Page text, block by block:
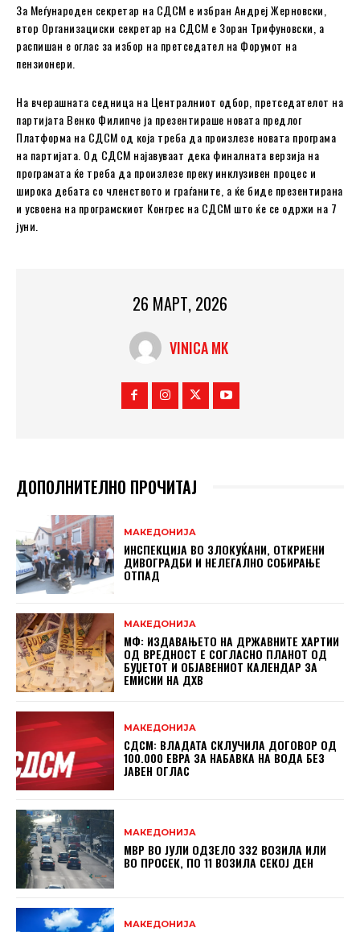
За Меѓународен секретар на СДСМ е избран Андреј Жерновски,
втор Организациски секретар на СДСМ е Зоран Трифуновски, а
распишан е оглас за избор на претседател на Форумот на
пензионери.
На вчерашната седница на Централниот одбор, претседателот на
партијата Венко Филипче ја презентираше новата предлог
Платформа на СДСМ од која треба да произлезе новата програма
на партијата. Од СДСМ најавуваат дека финалната верзија на
програмата ќе треба да произлезе преку инклузивен процес и
широка дебата со членството и граѓаните, а ќе биде презентирана
и усвоена на програмскиот Конгрес на СДСМ што ќе се одржи на 7
јуни.
26 МАРТ, 2026
VINICA MK
ДОПОЛНИТЕЛНО ПРОЧИТАЈ
МАКЕДОНИЈА
ИНСПЕКЦИЈА ВО ЗЛОКУЌАНИ, ОТКРИЕНИ
ДИВОГРАДБИ И НЕЛЕГАЛНО СОБИРАЊЕ
ОТПАД
МАКЕДОНИЈА
МФ: ИЗДАВАЊЕТО НА ДРЖАВНИТЕ ХАРТИИ
ОД ВРЕДНОСТ Е СОГЛАСНО ПЛАНОТ ОД
БУЏЕТОТ И ОБЈАВЕНИОТ КАЛЕНДАР ЗА
ЕМИСИИ НА ДХВ
МАКЕДОНИЈА
СДСМ: ВЛАДАТА СКЛУЧИЛА ДОГОВОР ОД
100.000 ЕВРА ЗА НАБАВКА НА ВОДА БЕЗ
ЈАВЕН ОГЛАС
МАКЕДОНИЈА
МВР ВО ЈУЛИ ОДЗЕЛО 332 ВОЗИЛА ИЛИ
ВО ПРОСЕК, ПО 11 ВОЗИЛА СЕКОЈ ДЕН
МАКЕДОНИЈА